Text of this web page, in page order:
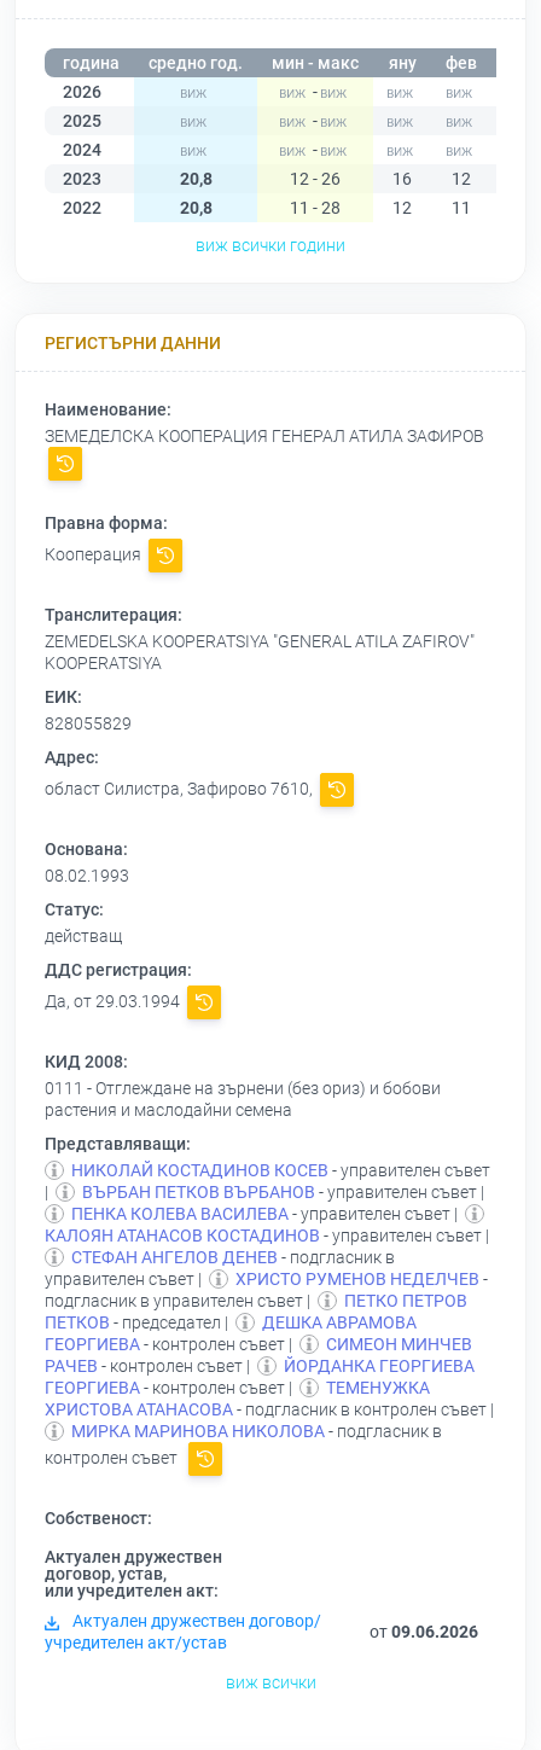
година средно год. мин - макс яну фев
2026
-
2025
-
2024
-
2023
20,8 12 - 26 16 12
2022
20,8 11 - 28 12 11
виж всички години
РЕГИСТЪРНИ ДАННИ
Наименование:
ЗЕМЕДЕЛСКА КООПЕРАЦИЯ ГЕНЕРАЛ АТИЛА ЗАФИРОВ
Правна форма:
Кооперация
Транслитерация:
ZEMEDELSKA KOOPERATSIYA "GENERAL ATILA ZAFIROV"
KOOPERATSIYA
ЕИК:
828055829
Адрес:
област Силистра, Зафирово 7610,
Основана:
08.02.1993
Статус:
действащ
ДДС регистрация:
Да, от 29.03.1994
КИД 2008:
0111 - Отглеждане на зърнени (без ориз) и бобови
растения и маслодайни семена
Представляващи:
НИКОЛАЙ КОСТАДИНОВ КОСЕВ - управителен съвет
|
ВЪРБАН ПЕТКОВ ВЪРБАНОВ - управителен съвет |
ПЕНКА КОЛЕВА ВАСИЛЕВА- управителен съвет |
КАЛОЯН АТАНАСОВ КОСТАДИНОВ - управителен съвет |
СТЕФАН АНГЕЛОВ ДЕНЕВ - подгласник в
управителен съвет |
ХРИСТО РУМЕНОВ НЕДЕЛЧЕВ -
подгласник в управителен съвет |
ПЕТКО ПЕТРОВ
ПЕТКОВ - председател |
ДЕШКА АВРАМОВА
ГЕОРГИЕВА- контролен съвет |
СИМЕОН МИНЧЕВ
РАЧЕВ - контролен съвет |
ЙОРДАНКА ГЕОРГИЕВА
ГЕОРГИЕВА- контролен съвет |
ТЕМЕНУЖКА
ХРИСТОВА АТАНАСОВА- подгласник в контролен съвет |
МИРКА МАРИНОВА НИКОЛОВА- подгласник в
контролен съвет
Собственост:
Актуален дружествен
договор, устав,
или учредителен акт:
Актуален дружествен договор/
учредителен акт/устав
от09.06.2026
виж всички